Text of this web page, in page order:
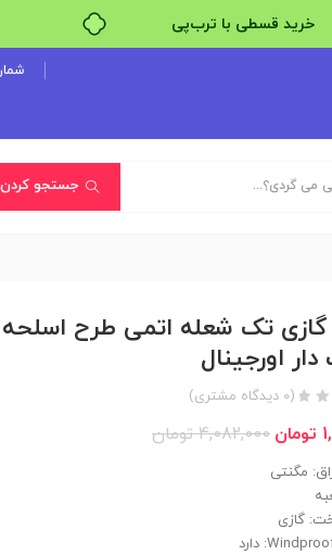
خرید قسطی با ترب‌پی
شماره
جستجو کردن
تک شعله اتمی طرح اسلحه
اورجینال
(
0 دیدگاه مشتری)
تومان 4,082,000 تومان
مگنتی
گازی